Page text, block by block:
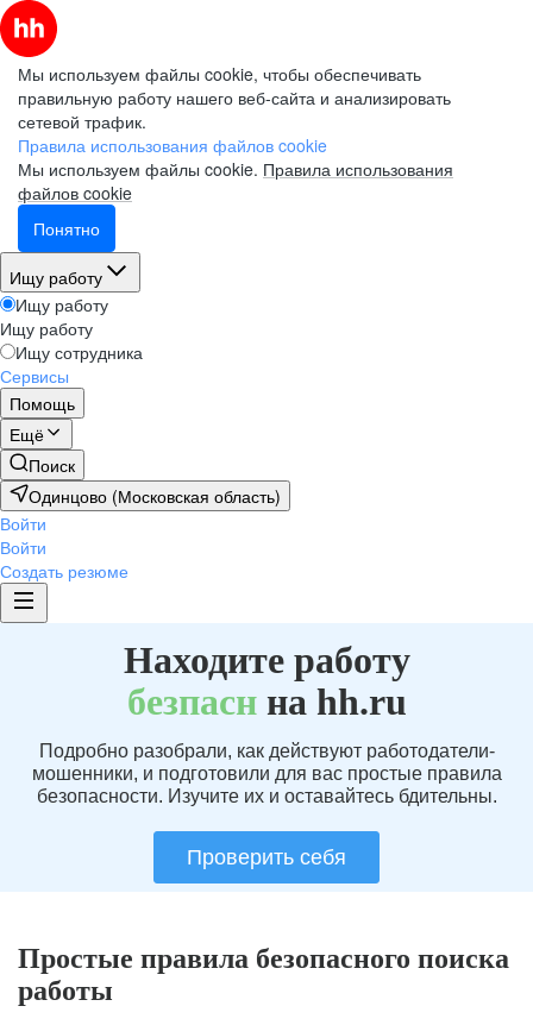
Мы используем файлы cookie, чтобы обеспечивать
правильную работу нашего веб-сайта и анализировать
сетевой трафик.
Правила использования файлов cookie
Мы используем файлы cookie. Правила использования
файлов cookie
Понятно
Ищу работу
Ищу работу
Ищу работу
Ищу сотрудника
Сервисы
Помощь
Ещё
Поиск
Одинцово (Московская область)
Войти
Войти
Создать резюме
Находите работу
безпаснна hh.ru
Подробно разобрали, как действуют работодатели-
мошенники, и подготовили для вас простые правила
безопасности. Изучите их и оставайтесь бдительны.
Проверить себя
Простые правила безопасного поиска
работы